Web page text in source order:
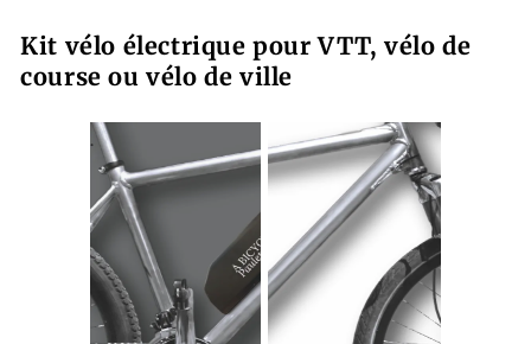
Kit vélo électrique pour VTT, vélo de
course ou vélo de ville
..